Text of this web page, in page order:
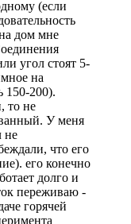
(если
дом мне
угол стоят 5-
на
150-200).
то не
У меня
не
что его
его конечно
долго и
переживаю -
горячей